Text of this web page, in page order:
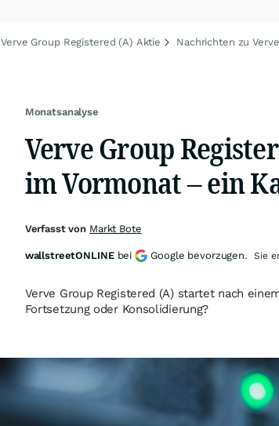
Verve Group Registered (A) Aktie Nachrichten zu
Monatsanalyse
Verve Group
im Vormonat – ein
Verve Group Registered (A) startet nach
Fortsetzung oder Konsolidierung?
Verfasst von Markt Bote
wallstreetONLINE bei Google bevorzugen. Sie